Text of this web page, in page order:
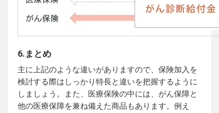
6.まとめ
主に上記のような違いがありますので、保険加入を
検討する際はしっかり特長と違いを把握するように
しましょう。また、医療保険の中には、がん保障と
他の医療保障を兼ね備えた商品もあります。例え